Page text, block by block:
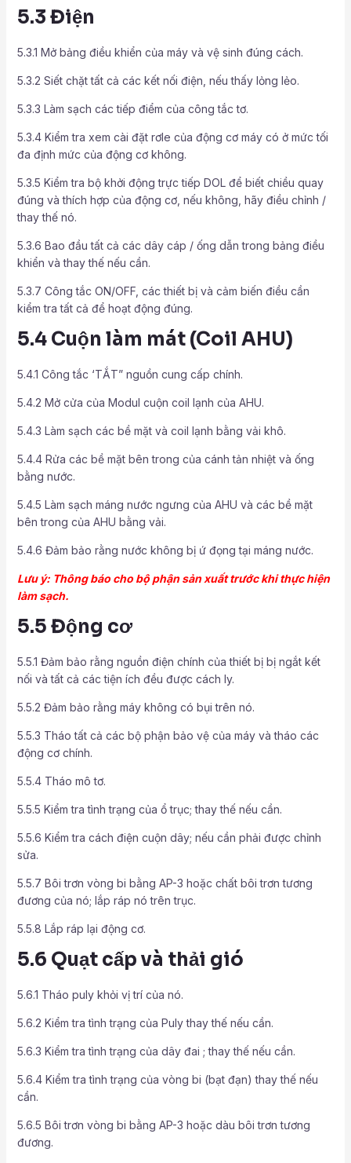
5.3 Điện
5.3.1 Mở bảng điều khiển của máy và vệ sinh đúng cách.
5.3.2 Siết chặt tất cả các kết nối điện, nếu thấy lỏng lẻo.
5.3.3 Làm sạch các tiếp điểm của công tắc tơ.
5.3.4 Kiểm tra xem cài đặt rơle của động cơ máy có ở mức tối
đa định mức của động cơ không.
5.3.5 Kiểm tra bộ khởi động trực tiếp DOL để biết chiều quay
đúng và thích hợp của động cơ, nếu không, hãy điều chỉnh /
thay thế nó.
5.3.6 Bao đầu tất cả các dây cáp / ống dẫn trong bảng điều
khiển và thay thế nếu cần.
5.3.7 Công tắc ON/OFF, các thiết bị và cảm biến điều cần
kiểm tra tất cả để hoạt động đúng.
5.4 Cuộn làm mát (Coil AHU)
5.4.1 Công tắc ‘TẮT” nguồn cung cấp chính.
5.4.2 Mở cửa của Modul cuộn coil lạnh của AHU.
5.4.3 Làm sạch các bề mặt và coil lạnh bằng vải khô.
5.4.4 Rửa các bề mặt bên trong của cánh tản nhiệt và ống
bằng nước.
5.4.5 Làm sạch máng nước ngưng của AHU và các bề mặt
bên trong của AHU bằng vải.
5.4.6 Đảm bảo rằng nước không bị ứ đọng tại máng nước.
Lưu ý: Thông báo cho bộ phận sản xuất trước khi thực hiện
làm sạch.
5.5 Động cơ
5.5.1 Đảm bảo rằng nguồn điện chính của thiết bị bị ngắt kết
nối và tất cả các tiện ích đều được cách ly.
5.5.2 Đảm bảo rằng máy không có bụi trên nó.
5.5.3 Tháo tất cả các bộ phận bảo vệ của máy và tháo các
động cơ chính.
5.5.4 Tháo mô tơ.
5.5.5 Kiểm tra tình trạng của ổ trục; thay thế nếu cần.
5.5.6 Kiểm tra cách điện cuộn dây; nếu cần phải được chỉnh
sửa.
5.5.7 Bôi trơn vòng bi bằng AP-3 hoặc chất bôi trơn tương
đương của nó; lắp ráp nó trên trục.
5.5.8 Lắp ráp lại động cơ.
5.6 Quạt cấp và thải gió
5.6.1 Tháo puly khỏi vị trí của nó.
5.6.2 Kiểm tra tình trạng của Puly thay thế nếu cần.
5.6.3 Kiểm tra tình trạng của dây đai ; thay thế nếu cần.
5.6.4 Kiểm tra tình trạng của vòng bi (bạt đạn) thay thế nếu
cần.
5.6.5 Bôi trơn vòng bi bằng AP-3 hoặc dàu bôi trơn tương
đương.